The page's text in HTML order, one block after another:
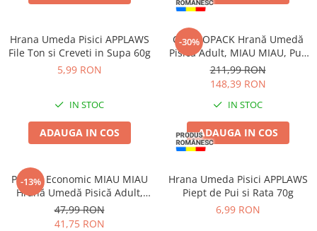
Hrana Umeda Pisici APPLAWS
File Ton si Creveti in Supa 60g
5,99 RON
IN STOC
ADAUGA IN COS
-30%
COMBOPACK Hrană Umedă
Pisică Adult, MIAU MIAU, Pui,
Vită și Legume în Sos, 96x100g
211,99 RON
148,39 RON
IN STOC
ADAUGA IN COS
-13%
Pachet Economic MIAU MIAU
Hrană Umedă Pisică Adult,
Curcan în sos, 24x100g
47,99 RON
41,75 RON
Hrana Umeda Pisici APPLAWS
Piept de Pui si Rata 70g
6,99 RON